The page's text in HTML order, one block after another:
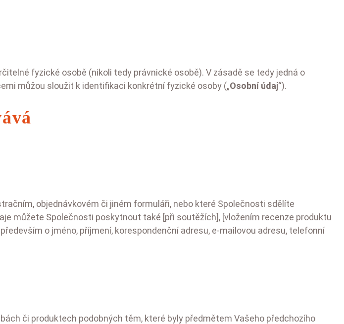
fyzické osobě (nikoli tedy právnické osobě). V zásadě se tedy jedná o
můžou sloužit k identifikaci konkrétní fyzické osoby („Osobní údaj“).
objednávkovém či jiném formuláři, nebo které Společnosti sdělíte
můžete Společnosti poskytnout také [při soutěžích], [vložením recenze produktu
o jméno, příjmení, korespondenční adresu, e-mailovou adresu, telefonní
či produktech podobných těm, které byly předmětem Vašeho předchozího